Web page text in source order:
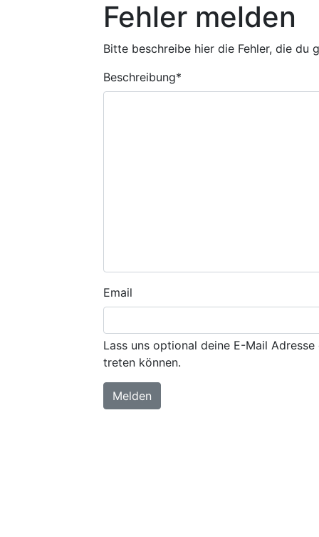
Fehler melden
Bitte beschreibe hier die Fehler, die du
Beschreibung*
Email
Lass uns optional deine E-Mail
treten können.
Melden